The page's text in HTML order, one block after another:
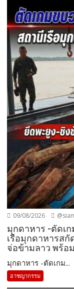
09/08/2026
มุกดาหาร -ตัดเ
เรือมุกดาหารสกั
จ่อข้ามลาว พร้อ
มุกดาหาร -ตัดเกม...
อาชญากรรม